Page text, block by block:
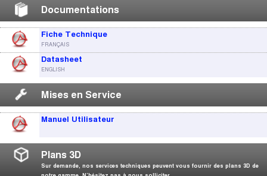
Documentations
Fiche Technique
FRANÇAIS
Datasheet
ENGLISH
Mises en Service
Manuel Utilisateur
Plans 3D
Sur demande, nos services techniques peuvent vous fournir des plans 3D de